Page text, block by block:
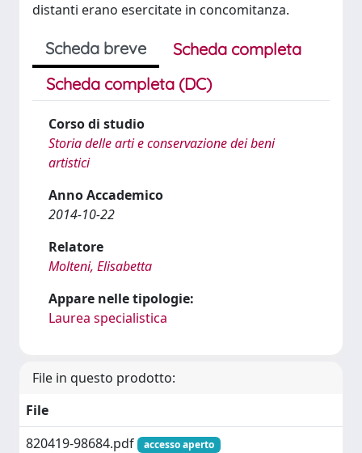
distanti erano esercitate in concomitanza.
Scheda breve
Scheda completa
Scheda completa (DC)
Corso di studio
Storia delle arti e conservazione dei beni
artistici
Anno Accademico
2014-10-22
Relatore
Molteni, Elisabetta
Appare nelle tipologie:
Laurea specialistica
File in questo prodotto:
File
820419-98684.pdf
accesso aperto